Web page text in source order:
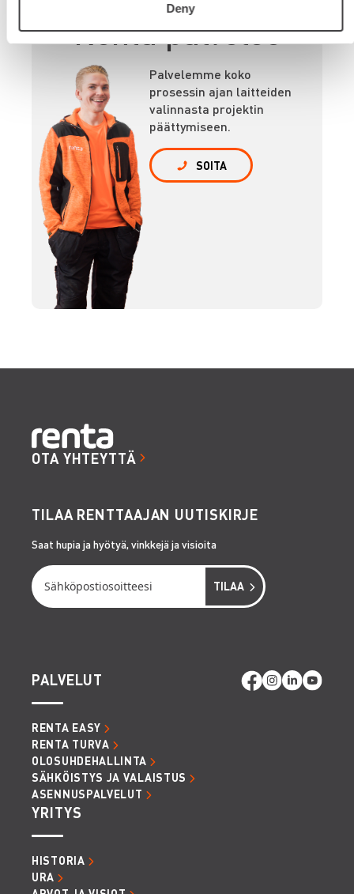
Deny
Renta palvelee
Palvelemme koko
prosessin ajan laitteiden
valinnasta projektin
päättymiseen.
SOITA
OTA YHTEYTTÄ
TILAA RENTTAAJAN UUTISKIRJE
Saat hupia ja hyötyä, vinkkejä ja visioita
PALVELUT
RENTA EASY
RENTA TURVA
OLOSUHDEHALLINTA
SÄHKÖISTYS JA VALAISTUS
ASENNUSPALVELUT
YRITYS
HISTORIA
URA